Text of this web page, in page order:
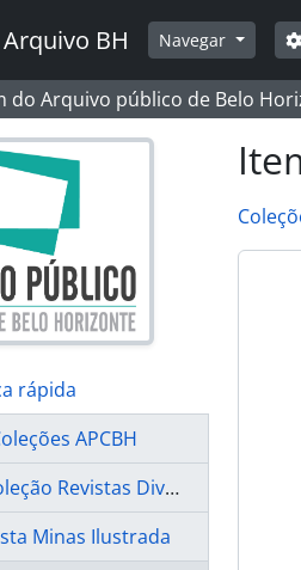
Arquivo BH Navegar
do Arquivo público de Belo
rápida
APCBH
Revistas Diversas
Minas Ilustrada